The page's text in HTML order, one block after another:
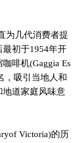
为几代消费者提
最初于1954年开
咖啡机(Gaggia Es
，吸引当地人和
地道家庭风味意
Victoria)的历